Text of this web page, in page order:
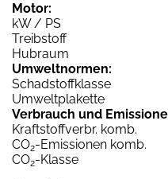
Motor:
kW / PS
Treibstoff
Hubraum
Umweltnormen:
Schadstoffklasse
Umweltplakette
Verbrauch und
Kraftstoffverbr. komb.
CO2-Emissionen komb.
CO2-Klasse